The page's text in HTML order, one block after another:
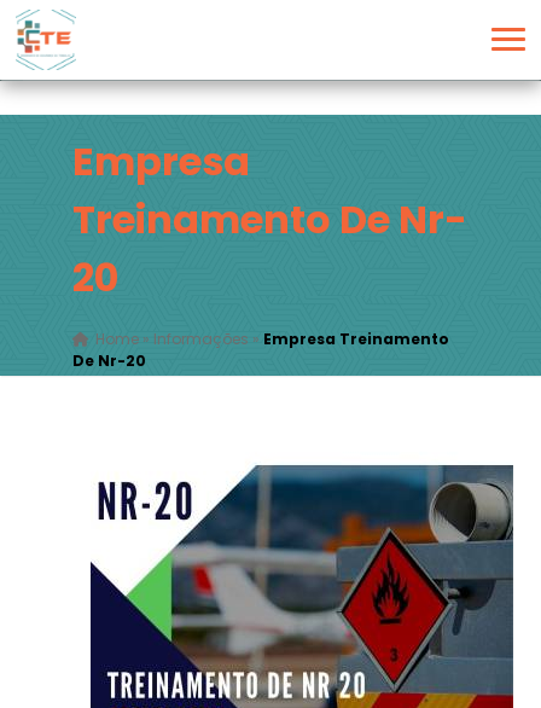
Empresa
Treinamento De Nr-
20
Home» Informações » Empresa Treinamento
De Nr-20